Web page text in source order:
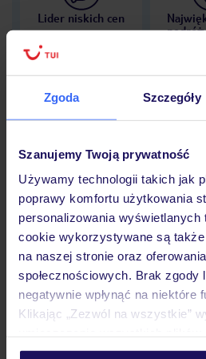
Zgoda Szczegóły
Szanujemy Twoją prywatność
Używamy technologii takich jak
poprawy komfortu użytkowania
personalizowania
cookie wykorzystywane są
na naszej stronie oraz
społecznościowych. Brak zgody
negatywnie wpłynąć na niektóre
Klikając „Zezwól na wszystkie”
personalizować swój wybór
Lider niskich cen
Opinie
Pokoje
Wyżywienie